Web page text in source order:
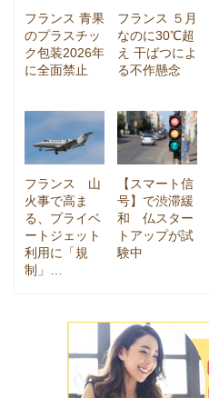
フランス 青果
のプラスチッ
ク包装2026年
に全面禁止
フランス ５月
なのに30℃超
え 干ばつによ
る不作懸念
フランス 山
火事で高ま
る、プライベ
ートジェット
利用に「規
制」…
【スマート信
号】で渋滞緩
和 仏スター
トアップが試
験中